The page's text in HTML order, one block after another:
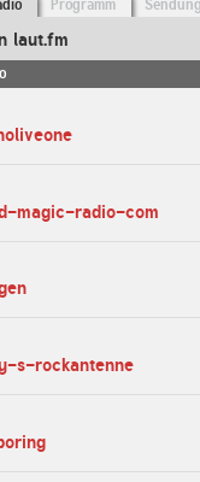
Programm
laut.fm
magic-radio-com
s-rockantenne